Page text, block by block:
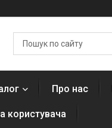
Про нас
користувача